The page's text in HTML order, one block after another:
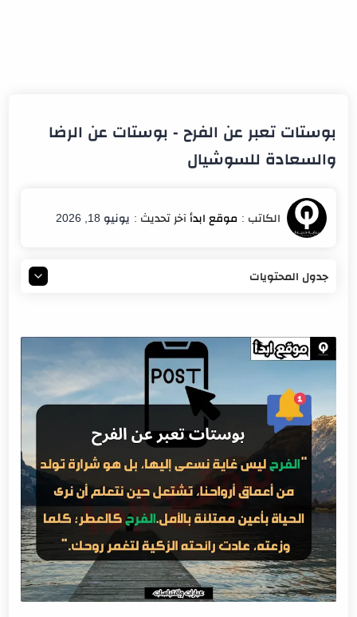
بوستات تعبر عن الفرح - بوستات عن الرضا
والسعادة للسوشيال
يونيو 18, 2026
جدول المحتويات
كلمات معبرة عن السعادة تويتر
كلمات تبعث السعادة لأصدقائي
كلمات عن الرضا والسعادة عند البلاء
كلمات عن الفرحة بالنجاح